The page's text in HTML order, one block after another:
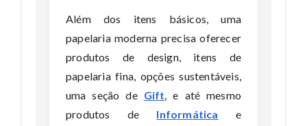
Além dos itens básicos, uma
papelaria moderna precisa oferecer
produtos de design, itens de
papelaria fina, opções sustentáveis,
uma seção de Gift, e até mesmo
produtos de Informática e